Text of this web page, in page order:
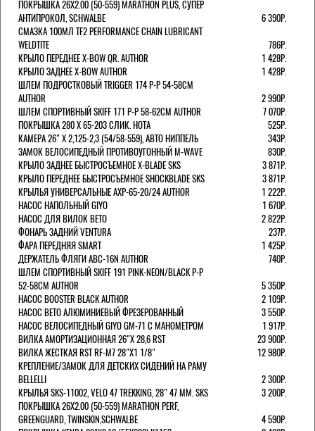
ПОКРЫШКА 26X2.00 (50-559) MARATHON PLUS, СУПЕР
АНТИПРОКОЛ, SCHWALBE
6 390Р.
СМАЗКА 100МЛ TF2 PERFORMANCE CHAIN LUBRICANT
WELDTITE
786Р.
КРЫЛО ПЕРЕДНЕЕ X-BOW QR. AUTHOR
1 428Р.
КРЫЛО ЗАДНЕЕ X-BOW AUTHOR
1 428Р.
ШЛЕМ ПОДРОСТКОВЫЙ TRIGGER 174 Р-Р 54-58СМ
AUTHOR
2 990Р.
ШЛЕМ СПОРТИВНЫЙ SKIFF 171 Р-Р 58-62СМ AUTHOR
7 070Р.
ПОКРЫШКА 280 X 65-203 СЛИК. HOTA
525Р.
КАМЕРА 26" X 2,125-2,3 (54/58-559), АВТО НИППЕЛЬ
343Р.
ЗАМОК ВЕЛОСИПЕДНЫЙ ПРОТИВОУГОННЫЙ M-WAVE
830Р.
КРЫЛО ЗАДНЕЕ БЫСТРОСЪЕМНОЕ X-BLADE SKS
3 871Р.
КРЫЛО ПЕРЕДНЕЕ БЫСТРОСЪЕМНОЕ SHOCKBLADE SKS
3 871Р.
КРЫЛЬЯ УНИВЕРСАЛЬНЫЕ AXP-65-20/24 AUTHOR
1 222Р.
НАСОС НАПОЛЬНЫЙ GIYO
1 670Р.
НАСОС ДЛЯ ВИЛОК ВЕТО
2 822Р.
ФОНАРЬ ЗАДНИЙ VENTURA
237Р.
ФАРА ПЕРЕДНЯЯ SMART
1 425Р.
ДЕРЖАТЕЛЬ ФЛЯГИ ABC-16N AUTHOR
740Р.
ШЛЕМ СПОРТИВНЫЙ SKIFF 191 PINK-NEON/BLACK Р-Р
52-58СМ AUTHOR
5 350Р.
НАСОС BOOSTER BLACK AUTHOR
2 109Р.
НАСОС BETO АЛЮМИНИЕВЫЙ ФРЕЗЕРОВАННЫЙ
3 550Р.
НАСОС ВЕЛОСИПЕДНЫЙ GIYO GM-71 С МАНОМЕТРОМ
1 917Р.
ВИЛКА АМОРТИЗАЦИОННАЯ 26"Х 28,6 RST
23 900Р.
ВИЛКА ЖЕСТКАЯ RST RF-M7 28"Х1 1/8"
12 980Р.
КРЕПЛЕНИЕ/ЗАМОК ДЛЯ ДЕТСКИХ СИДЕНИЙ НА РАМУ
BELLELLI
2 300Р.
КРЫЛЬЯ SKS-11002, VELO 47 TREKKING, 28" 47 ММ. SKS
3 200Р.
ПОКРЫШКА 26X2.00 (50-559) MARATHON PERF,
GREENGUARD, TWINSKIN,SCHWALBE
4 590Р.